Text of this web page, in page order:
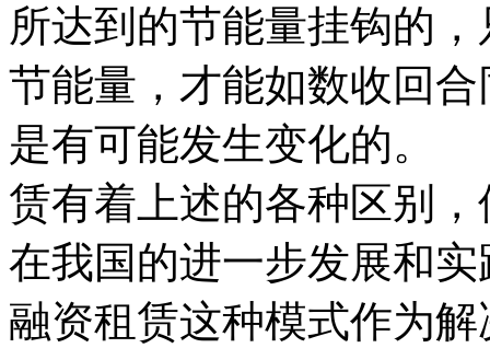
所达到的节能量挂钩的
节能量，才能如数收回
是有可能发生变化的
赁有着上述的各种区别
在我国的进一步发展和
融资租赁这种模式作为